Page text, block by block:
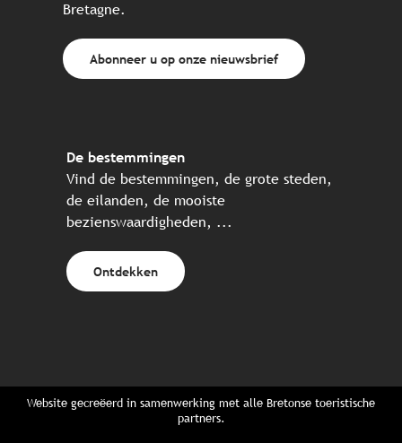
Bretagne.
Abonneer u op onze nieuwsbrief
De bestemmingen
Vind de bestemmingen, de grote steden,
de eilanden, de mooiste
bezienswaardigheden, ...
Ontdekken
Website gecreëerd in samenwerking met alle Bretonse toeristische
partners.